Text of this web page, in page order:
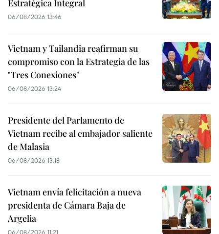
Estratégica Integral
06/08/2026 13:46
Vietnam y Tailandia reafirman su
compromiso con la Estrategia de las
"Tres Conexiones"
06/08/2026 13:24
Presidente del Parlamento de
Vietnam recibe al embajador saliente
de Malasia
06/08/2026 13:18
Vietnam envía felicitación a nueva
presidenta de Cámara Baja de
Argelia
06/08/2026 11:21